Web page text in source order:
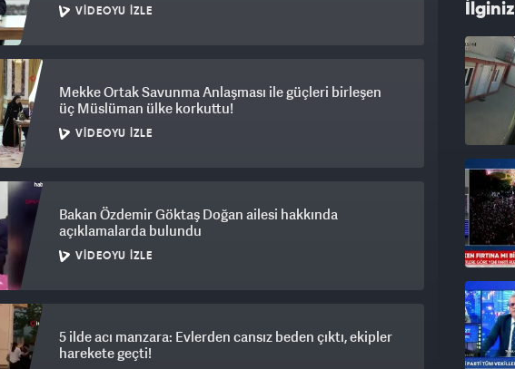
VIDEOYU İZLE
Mekke Ortak Savunma Anlaşması ile güçleri birleşen
üç Müslüman ülke korkuttu!
VIDEOYU İZLE
Bakan Özdemir Göktaş Doğan ailesi hakkında
açıklamalarda bulundu
VIDEOYU İZLE
5 ilde acı manzara: Evlerden cansız beden çıktı, ekipler
harekete geçti!